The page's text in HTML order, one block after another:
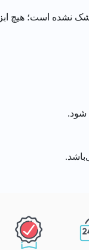
نشده است؛ هیچ
شود.